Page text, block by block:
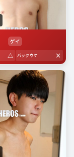
ゲイ
△ バックウケ ×